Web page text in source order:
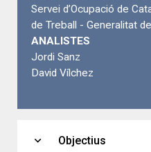
Servei d’Ocupació de
de Treball - Generalitat
ANALISTES
Jordi Sanz
David Vílchez
expand_more Objectius